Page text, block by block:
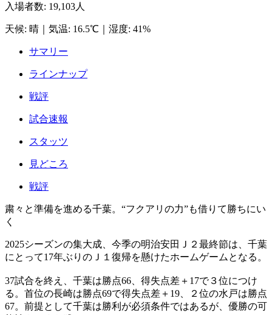
入場者数: 19,103人
天候: 晴 気温: 16.5℃ 湿度: 41%
サマリー
ラインナップ
戦評
試合速報
スタッツ
見どころ
戦評
粛々と準備を進める千葉。“フクアリの力”も借りて勝ちにい
く
2025シーズンの集大成、今季の明治安田Ｊ２最終節は、千葉
にとって17年ぶりのＪ１復帰を懸けたホームゲームとなる。
37試合を終え、千葉は勝点66、得失点差＋17で３位につけ
る。首位の長崎は勝点69で得失点差＋19、２位の水戸は勝点
67。前提として千葉は勝利が必須条件ではあるが、優勝の可